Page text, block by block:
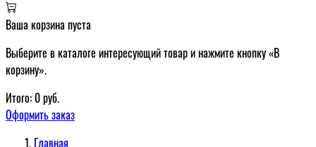
Ваша корзина пуста
Выберите в каталоге интересующий товар и нажмите кнопку «В
корзину».
Итого: 0руб.
Оформить заказ
Главная